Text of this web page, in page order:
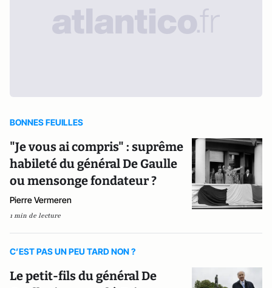
BONNES FEUILLES
"Je vous ai compris" : suprême
habileté du général De Gaulle
ou mensonge fondateur ?
Pierre Vermeren
1 min de lecture
C’EST PAS UN PEU TARD NON ?
Le petit-fils du général De